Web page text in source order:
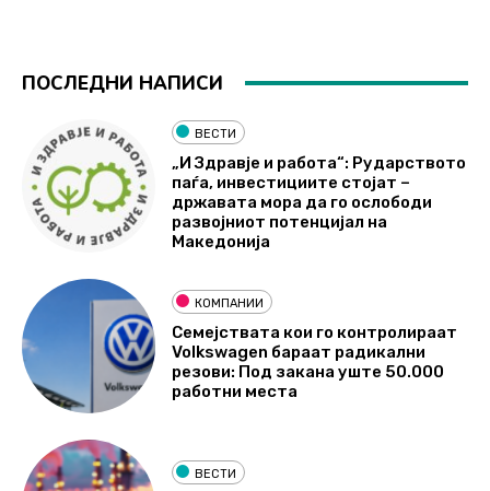
ПОСЛЕДНИ НАПИСИ
ВЕСТИ
„И Здравје и работа“: Рударството
паѓа, инвестициите стојат –
државата мора да го ослободи
развојниот потенцијал на
Македонија
КОМПАНИИ
Семејствата кои го контролираат
Volkswagen бараат радикални
резови: Под закана уште 50.000
работни места
ВЕСТИ